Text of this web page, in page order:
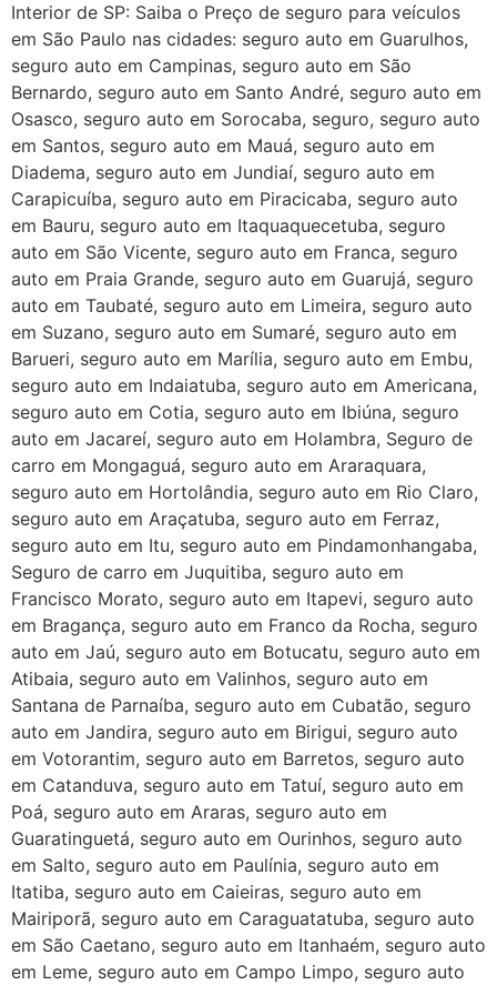
Interior de SP: Saiba o Preço de seguro para veículos
em São Paulo nas cidades: seguro auto em Guarulhos,
seguro auto em Campinas, seguro auto em São
Bernardo, seguro auto em Santo André, seguro auto em
Osasco, seguro auto em Sorocaba, seguro, seguro auto
em Santos, seguro auto em Mauá, seguro auto em
Diadema, seguro auto em Jundiaí, seguro auto em
Carapicuíba, seguro auto em Piracicaba, seguro auto
em Bauru, seguro auto em Itaquaquecetuba, seguro
auto em São Vicente, seguro auto em Franca, seguro
auto em Praia Grande, seguro auto em Guarujá, seguro
auto em Taubaté, seguro auto em Limeira, seguro auto
em Suzano, seguro auto em Sumaré, seguro auto em
Barueri, seguro auto em Marília, seguro auto em Embu,
seguro auto em Indaiatuba, seguro auto em Americana,
seguro auto em Cotia, seguro auto em Ibiúna, seguro
auto em Jacareí, seguro auto em Holambra, Seguro de
carro em Mongaguá, seguro auto em Araraquara,
seguro auto em Hortolândia, seguro auto em Rio Claro,
seguro auto em Araçatuba, seguro auto em Ferraz,
seguro auto em Itu, seguro auto em Pindamonhangaba,
Seguro de carro em Juquitiba, seguro auto em
Francisco Morato, seguro auto em Itapevi, seguro auto
em Bragança, seguro auto em Franco da Rocha, seguro
auto em Jaú, seguro auto em Botucatu, seguro auto em
Atibaia, seguro auto em Valinhos, seguro auto em
Santana de Parnaíba, seguro auto em Cubatão, seguro
auto em Jandira, seguro auto em Birigui, seguro auto
em Votorantim, seguro auto em Barretos, seguro auto
em Catanduva, seguro auto em Tatuí, seguro auto em
Poá, seguro auto em Araras, seguro auto em
Guaratinguetá, seguro auto em Ourinhos, seguro auto
em Salto, seguro auto em Paulínia, seguro auto em
Itatiba, seguro auto em Caieiras, seguro auto em
Mairiporã, seguro auto em Caraguatatuba, seguro auto
em São Caetano, seguro auto em Itanhaém, seguro auto
em Leme, seguro auto em Campo Limpo, seguro auto